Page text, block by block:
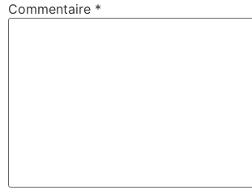
Commentaire *